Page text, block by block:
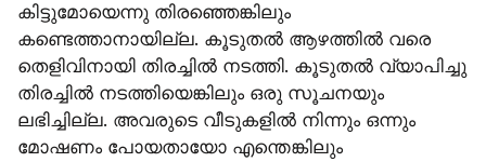
കിട്ടുമോയെന്നു തിരഞ്ഞെങ്കിലും
കണ്ടെത്താനായില്ല. കൂടുതൽ ആഴത്തിൽ വരെ
തെളിവിനായി തിരച്ചിൽ നടത്തി. കൂടുതൽ വ്യാപിച്ചു
തിരച്ചിൽ നടത്തിയെങ്കിലും ഒരു സൂചനയും
ലഭിച്ചില്ല. അവരുടെ വീടുകളിൽ നിന്നും ഒന്നും
മോഷണം പോയതായോ എന്തെങ്കിലും